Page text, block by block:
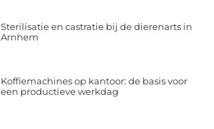
Sterilisatie en castratie bij de dierenarts in
Arnhem
Koffiemachines op kantoor: de basis voor
een productieve werkdag